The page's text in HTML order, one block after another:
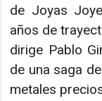
de Joyas
años de
dirige Pablo
de una saga
metales